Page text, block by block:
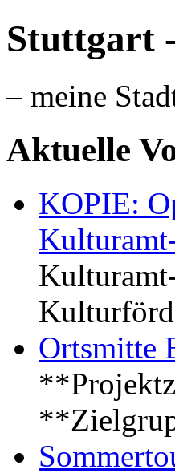
Stuttgart
– meine
Aktuelle
KOPIE:
Ortsmitte